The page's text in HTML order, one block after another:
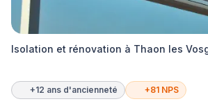
Isolation et rénovation à Thaon les
+12 ans d'ancienneté +81 NPS